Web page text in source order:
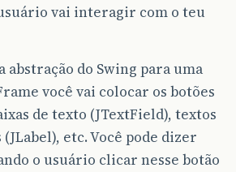
vai interagir com o teu
abstração do Swing para uma
você vai colocar os botões
de texto (JTextField), textos
etc. Você pode dizer
o usuário clicar nesse botão